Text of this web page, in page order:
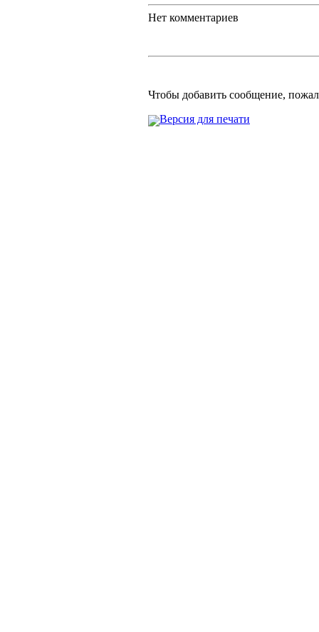
Нет комментариев
Чтобы добавить сообщение,
Версия для печати